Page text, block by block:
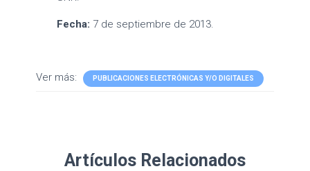
Fecha: 7 de septiembre de 2013.
Ver más: PUBLICACIONES ELECTRÓNICAS Y/O DIGITALES
Artículos Relacionados